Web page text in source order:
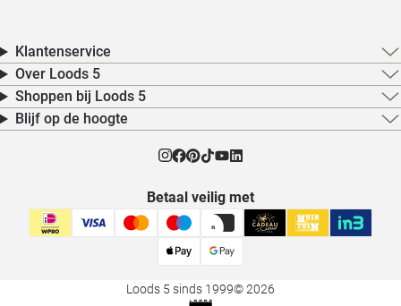
Klantenservice
Over Loods 5
Shoppen bij Loods 5
Blijf op de hoogte
Betaal veilig met
Loods 5 sinds 1999© 2026